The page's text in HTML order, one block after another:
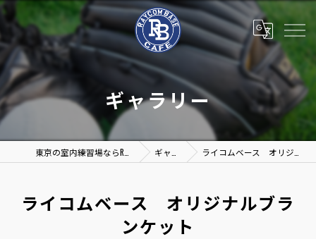
ギャラリー
ギャラリー ライコムベース オリジナルブランケット
ライコムベース オリジナルブラ
ンケット